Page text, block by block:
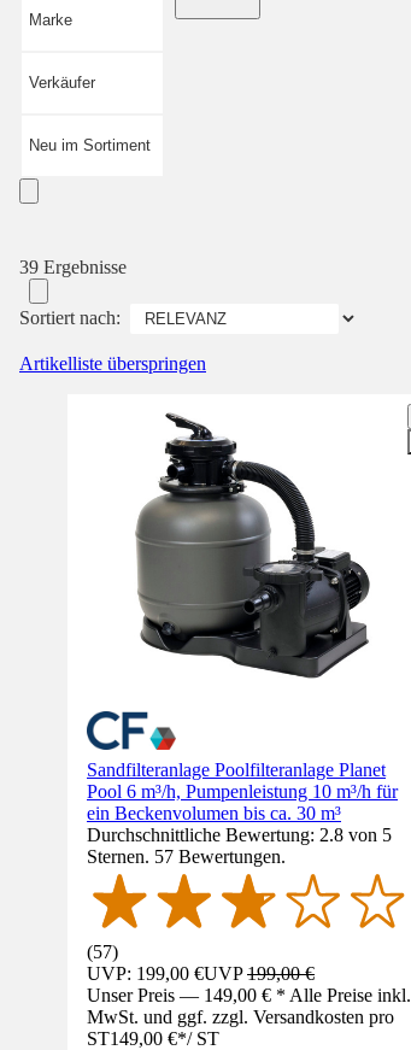
Marke
Verkäufer
Neu im Sortiment
39 Ergebnisse
Sortiert nach:
Artikelliste überspringen
Sandfilteranlage Poolfilteranlage Planet
Pool 6 m³/h, Pumpenleistung 10 m³/h für
ein Beckenvolumen bis ca. 30 m³
Durchschnittliche Bewertung: 2.8 von 5
Sternen. 57 Bewertungen.
(57)
UVP: 199,00 €UVP199,00 €
Unser Preis — 149,00 € * Alle Preise inkl.
MwSt. und ggf. zzgl. Versandkosten pro
ST149,00 €*/ ST